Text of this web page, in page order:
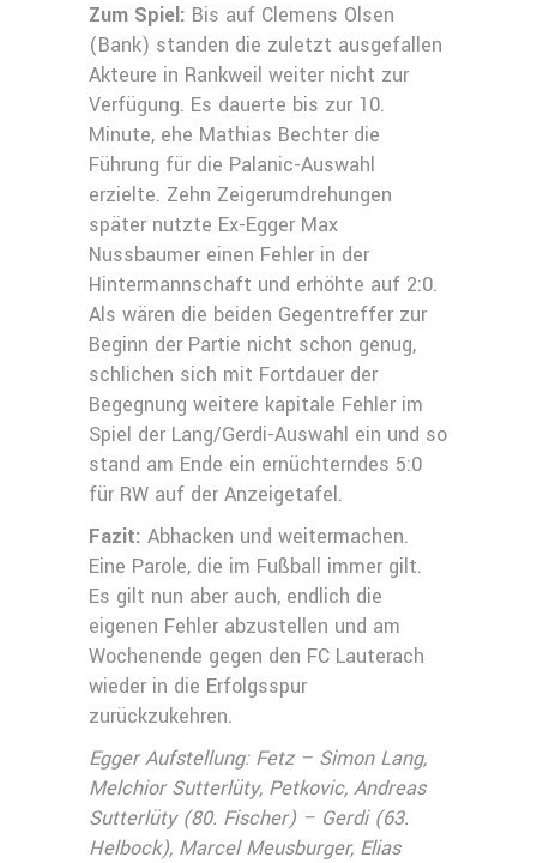
Zum Spiel: Bis auf Clemens Olsen
(Bank) standen die zuletzt ausgefallen
Akteure in Rankweil weiter nicht zur
Verfügung. Es dauerte bis zur 10.
Minute, ehe Mathias Bechter die
Führung für die Palanic-Auswahl
erzielte. Zehn Zeigerumdrehungen
später nutzte Ex-Egger Max
Nussbaumer einen Fehler in der
Hintermannschaft und erhöhte auf 2:0.
Als wären die beiden Gegentreffer zur
Beginn der Partie nicht schon genug,
schlichen sich mit Fortdauer der
Begegnung weitere kapitale Fehler im
Spiel der Lang/Gerdi-Auswahl ein und so
stand am Ende ein ernüchterndes 5:0
für RW auf der Anzeigetafel.
Fazit: Abhacken und weitermachen.
Eine Parole, die im Fußball immer gilt.
Es gilt nun aber auch, endlich die
eigenen Fehler abzustellen und am
Wochenende gegen den FC Lauterach
wieder in die Erfolgsspur
zurückzukehren.
Egger Aufstellung: Fetz – Simon Lang,
Melchior Sutterlüty, Petkovic, Andreas
Sutterlüty (80. Fischer) – Gerdi (63.
Helbock), Marcel Meusburger, Elias